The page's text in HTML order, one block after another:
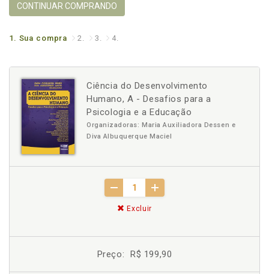
CONTINUAR COMPRANDO
1. Sua compra 2. 3. 4.
Ciência do Desenvolvimento
Humano, A - Desafios para a
Psicologia e a Educação
Organizadoras: Maria Auxiliadora Dessen e
Diva Albuquerque Maciel
Excluir
Preço: R$ 199,90